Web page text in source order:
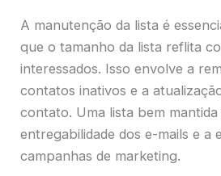
A manutenção da lista é
que o tamanho da lista reflita
interessados. Isso envolve a
contatos inativos e a
contato. Uma lista bem
entregabilidade dos e-mails e a
campanhas de marketing.